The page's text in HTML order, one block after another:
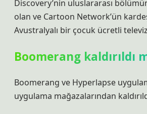
Discovery’nin uluslararası
olan ve Cartoon Network’ün
Avustralyalı bir çocuk ücretli
Boomerang kaldırıldı
Boomerang ve Hyperlapse
uygulama mağazalarından